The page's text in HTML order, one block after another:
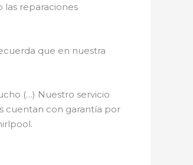
las reparaciones
que en nuestra
(…) Nuestro servicio
cuentan con garantía por